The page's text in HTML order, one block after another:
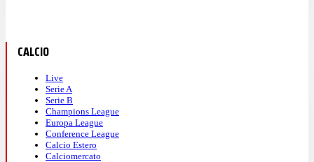
CALCIO
Live
Serie A
Serie B
Champions League
Europa League
Conference League
Calcio Estero
Calciomercato